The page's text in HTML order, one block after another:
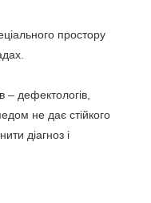
простору
– дефектологів,
не дає стійкого
діагноз і